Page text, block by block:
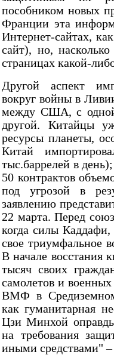
пособником новых
Франции эта
Интернет-сайтах,
сайт), но,
страницах какой-
Другой аспект
вокруг войны в
между США, с
другой. Китайцы
ресурсы планеты,
Китай
тыс.баррелей в
50 контрактов
под угрозой в
заявлению
22 марта. Перед
когда силы Каддафи,
свое триумфальное
В начале восстания
тысяч своих
самолетов и
ВМФ в Средиземном
как гуманитарная
Цзи Минхой
на требования
иными средствами" –